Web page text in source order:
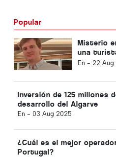
Popular
Misterio
una
Algarve
En - 22 Aug
Inversión de 125 millones
desarrollo del Algarve
En - 03 Aug 2025
¿Cuál es el mejor
Portugal?